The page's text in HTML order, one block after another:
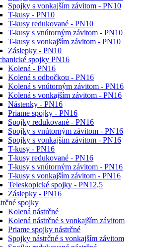
Spojky s vonkajším závitom - PN10
T-kusy - PN10
T-kusy redukované - PN10
T-kusy s vnútorným závitom - PN10
T-kusy s vonkajším závitom - PN10
Záslepky - PN10
spojky PN16
Kolená - PN16
Kolená s odbočkou - PN16
Kolená s vnútorným závitom - PN16
Kolená s vonkajším závitom - PN16
Nástenky - PN16
Priame spojky - PN16
Spojky redukované - PN16
Spojky s vnútorným závitom - PN16
Spojky s vonkajším závitom - PN16
T-kusy - PN16
T-kusy redukované - PN16
T-kusy s vnútorným závitom - PN16
T-kusy s vonkajším závitom - PN16
Teleskopické spojky - PN12,5
Záslepky - PN16
spojky
Kolená nástrčné
Kolená nástrčné s vonkajším závitom
Priame spojky nástrčné
Spojky nástrčné s vonkajším závitom